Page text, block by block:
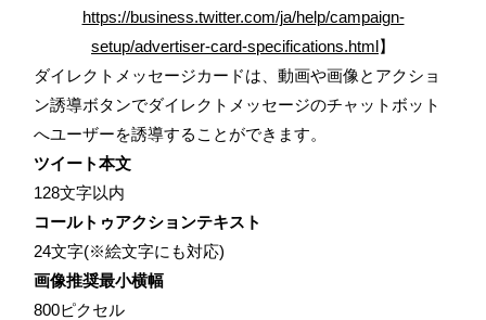
https://business.twitter.com/ja/help/campaign-
setup/advertiser-card-specifications.html】
ダイレクトメッセージカードは、動画や画像とアクショ
ン誘導ボタンでダイレクトメッセージのチャットボット
へユーザーを誘導することができます。
ツイート本文
128文字以内
コールトゥアクションテキスト
24文字(※絵文字にも対応)
画像推奨最小横幅
800ピクセル